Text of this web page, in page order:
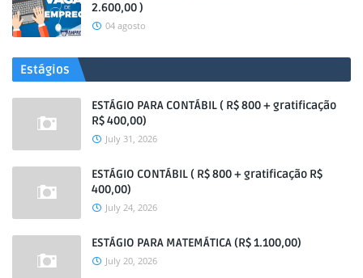
2.600,00 )
04 agosto
Estágios
ESTÁGIO PARA CONTÁBIL ( R$ 800 + gratificação
R$ 400,00)
July 31, 2026
ESTÁGIO CONTÁBIL ( R$ 800 + gratificação R$
400,00)
July 24, 2026
ESTÁGIO PARA MATEMÁTICA (R$ 1.100,00)
July 20, 2026